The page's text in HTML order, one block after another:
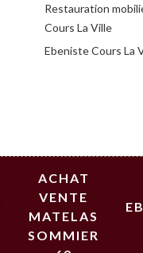
Restauration
Cours La Ville
Ebeniste Cours La
ACHAT
VENTE
MATELAS
SOMMIER